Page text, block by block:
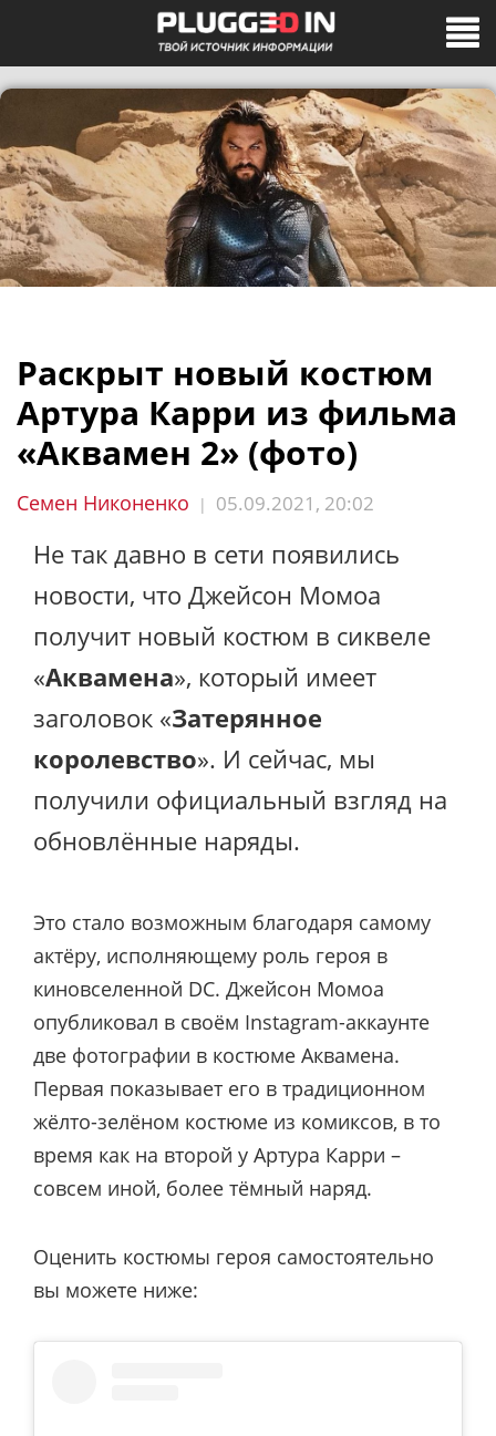
Раскрыт новый костюм
Артура Карри из фильма
«Аквамен 2» (фото)
Семен Никоненко | 05.09.2021, 20:02
Не так давно в сети появились
новости, что Джейсон Момоа
получит новый костюм в сиквеле
«Аквамена», который имеет
заголовок «Затерянное
королевство». И сейчас, мы
получили официальный взгляд на
обновлённые наряды.
Это стало возможным благодаря самому
актёру, исполняющему роль героя в
киновселенной DC. Джейсон Момоа
опубликовал в своём Instagram-аккаунте
две фотографии в костюме Аквамена.
Первая показывает его в традиционном
жёлто-зелёном костюме из комиксов, в то
время как на второй у Артура Карри –
совсем иной, более тёмный наряд.
Оценить костюмы героя самостоятельно
вы можете ниже: